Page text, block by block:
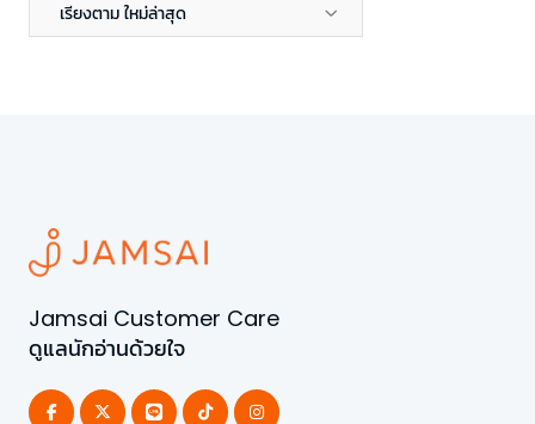
เรียงตาม ใหม่ล่าสุด
Jamsai Customer Care
ดูแลนักอ่านด้วยใจ